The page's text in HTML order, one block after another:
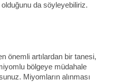
da söyleyebiliriz.
önemli artılardan bir tanesi,
bölgeye müdahale
Miyomların alınması